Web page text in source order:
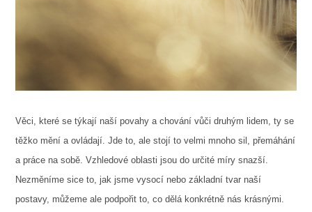
Věci, které se týkají naší povahy a chování vůči druhým lidem, ty se
těžko mění a ovládají. Jde to, ale stojí to velmi mnoho sil, přemáhání
a práce na sobě. Vzhledové oblasti jsou do určité míry snazší.
Nezměníme sice to, jak jsme vysocí nebo základní tvar naší
postavy, můžeme ale podpořit to, co dělá konkrétně nás krásnými.